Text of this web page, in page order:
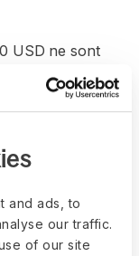
and ads, to
our traffic.
of our site
USD ne sont
se développe,
les coûts
des